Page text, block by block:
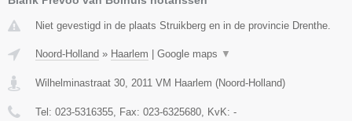
Niet gevestigd in de plaats Struikberg en in de provincie Drenthe.
Noord-Holland » Haarlem Google maps ▼
Wilhelminastraat 30 2011 VM Haarlem (Noord-Holland)
Tel: 023-5316355 , Fax: 023-6325680 , KvK: -